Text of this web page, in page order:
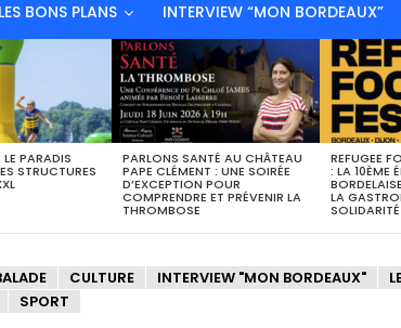
LES BONS PLANS INTERVIEW “MON BORDEAUX”
PARADIS
STRUCTURES
PARLONS SANTÉ AU CHÂTEAU
PAPE CLÉMENT : UNE SOIRÉE
D’EXCEPTION POUR
COMPRENDRE ET PRÉVENIR LA
THROMBOSE
REFUGEE
: LA 10ÈME
LA
SOLIDARITÉ
CULTURE INTERVIEW "MON BORDEAUX"
SPORT